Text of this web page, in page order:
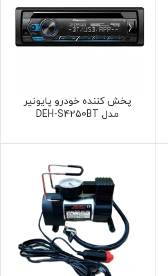
پخش کننده خودرو پایونیر
مدل DEH-S4250BT